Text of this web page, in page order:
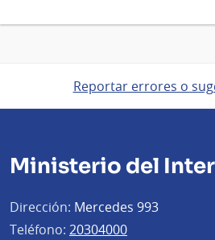
Reportar errores o
Ministerio del
Dirección: Mercedes 993
Teléfono: 20304000